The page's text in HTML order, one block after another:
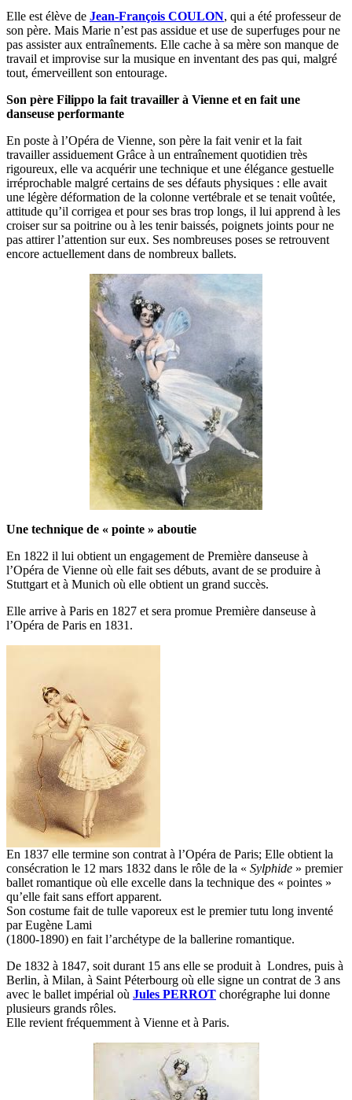
Elle est élève de Jean-François COULON, qui a été professeur de
son père. Mais Marie n’est pas assidue et use de superfuges pour ne
pas assister aux entraînements. Elle cache à sa mère son manque de
travail et improvise sur la musique en inventant des pas qui, malgré
tout, émerveillent son entourage.
Son père Filippo la fait travailler à Vienne et en fait une
danseuse performante
En poste à l’Opéra de Vienne, son père la fait venir et la fait
travailler assiduement Grâce à un entraînement quotidien très
rigoureux, elle va acquérir une technique et une élégance gestuelle
irréprochable malgré certains de ses défauts physiques : elle avait
une légère déformation de la colonne vertébrale et se tenait voûtée,
attitude qu’il corrigea et pour ses bras trop longs, il lui apprend à les
croiser sur sa poitrine ou à les tenir baissés, poignets joints pour ne
pas attirer l’attention sur eux. Ses nombreuses poses se retrouvent
encore actuellement dans de nombreux ballets.
Une technique de « pointe » aboutie
En 1822 il lui obtient un engagement de Première danseuse à
l’Opéra de Vienne où elle fait ses débuts, avant de se produire à
Stuttgart et à Munich où elle obtient un grand succès.
Elle arrive à Paris en 1827 et sera promue Première danseuse à
l’Opéra de Paris en 1831.
En 1837 elle termine son contrat à l’Opéra de Paris; Elle obtient la
consécration le 12 mars 1832 dans le rôle de la « Sylphide » premier
ballet romantique où elle excelle dans la technique des « pointes »
qu’elle fait sans effort apparent.
Son costume fait de tulle vaporeux est le premier tutu long inventé
par Eugène Lami
(1800-1890) en fait l’archétype de la ballerine romantique.
De 1832 à 1847, soit durant 15 ans elle se produit à Londres, puis à
Berlin, à Milan, à Saint Péterbourg où elle signe un contrat de 3 ans
avec le ballet impérial où Jules PERROT chorégraphe lui donne
plusieurs grands rôles.
Elle revient fréquemment à Vienne et à Paris.